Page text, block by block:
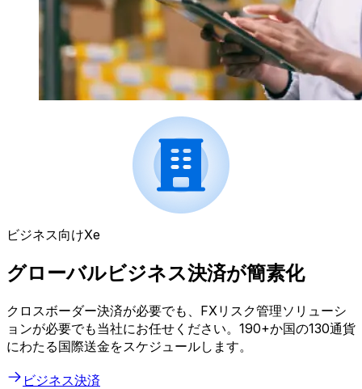
ビジネス向けXe
グローバルビジネス決済が簡素化
クロスボーダー決済が必要でも、FXリスク管理ソリューシ
ョンが必要でも当社にお任せください。190+か国の130通貨
にわたる国際送金をスケジュールします。
ビジネス決済